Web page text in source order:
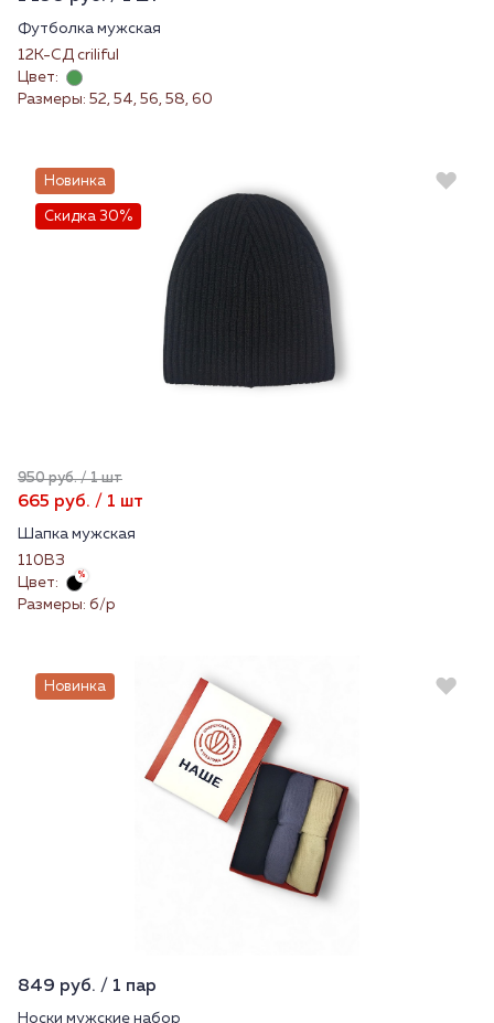
Футболка мужская
12К-СД criliful
Цвет:
Размеры: 52, 54, 56, 58, 60
Новинка
Скидка 30%
950 руб. / 1 шт
665 руб. / 1 шт
Шапка мужская
110ВЗ
Цвет:
Размеры: б/р
Новинка
849 руб. / 1 пар
Носки мужские набор